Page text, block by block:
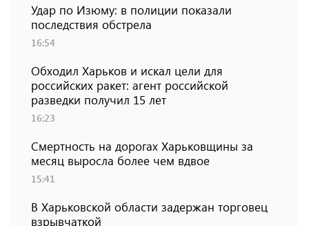
Удар по Изюму: в полиции показали
последствия обстрела
16:54
Обходил Харьков и искал цели для
российских ракет: агент российской
разведки получил 15 лет
16:23
Смертность на дорогах Харьковщины за
месяц выросла более чем вдвое
15:41
В Харьковской области задержан торговец
взрывчаткой